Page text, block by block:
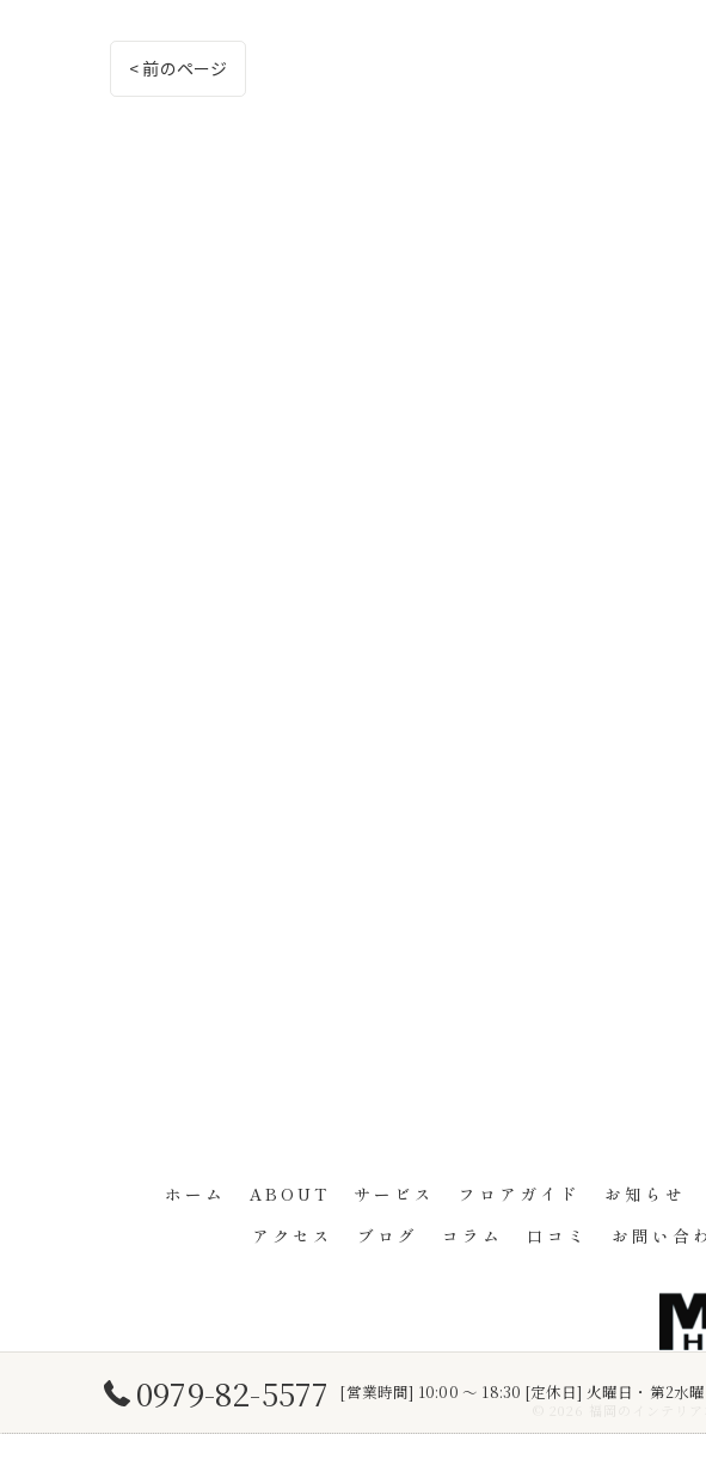
< 前のページ
0979-82-5577 [営業時間] 10:00 ～ 18:30 [定休日] 火曜日・第2水曜
ホーム ABOUT サービス フロアガイド お知らせ
アクセス
ブログ コラム 口コミ お問い合